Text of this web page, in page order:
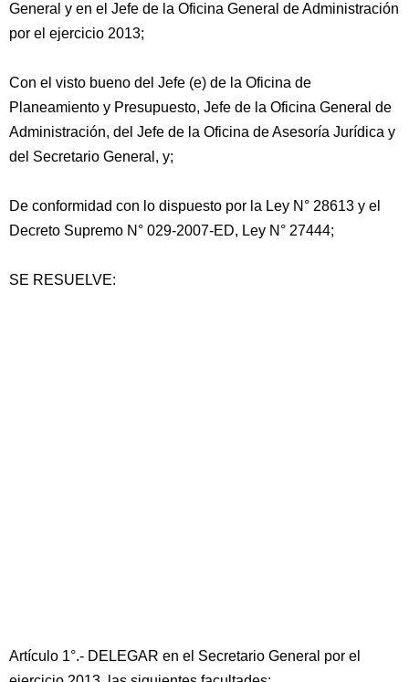
General y en el Jefe de la Oficina General de Administración
por el ejercicio 2013;
Con el visto bueno del Jefe (e) de la Oficina de
Planeamiento y Presupuesto, Jefe de la Oficina General de
Administración, del Jefe de la Oficina de Asesoría Jurídica y
del Secretario General, y;
De conformidad con lo dispuesto por la Ley N° 28613 y el
Decreto Supremo N° 029-2007-ED, Ley N° 27444;
SE RESUELVE:
Artículo 1°.- DELEGAR en el Secretario General por el